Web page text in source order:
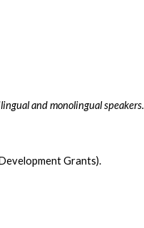
and monolingual speakers.
Grants).